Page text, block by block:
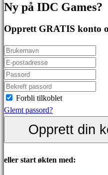
Racing
games
games
Indie
games
Simulation
games
Puzzle
Fighting
games
Demoer
Ny på IDC Games?
Opprett GRATIS konto
Forbli tilkoblet
Glemt passord?
Opprett din
eller start økten med: